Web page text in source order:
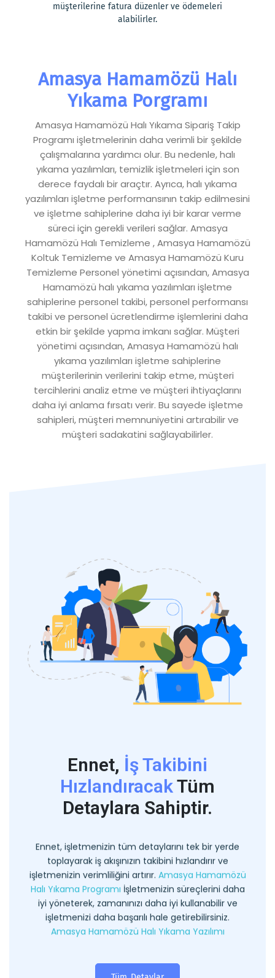
müşterilerine fatura düzenler ve ödemeleri
alabilirler.
Amasya Hamamözü Halı
Yıkama Porgramı
Amasya Hamamözü Halı Yıkama Sipariş Takip
Programı işletmelerinin daha verimli bir şekilde
çalışmalarına yardımcı olur. Bu nedenle, halı
yıkama yazılımları, temizlik işletmeleri için son
derece faydalı bir araçtır. Ayrıca, halı yıkama
yazılımları işletme performansının takip edilmesini
ve işletme sahiplerine daha iyi bir karar verme
süreci için gerekli verileri sağlar. Amasya
Hamamözü Halı Temizleme , Amasya Hamamözü
Koltuk Temizleme ve Amasya Hamamözü Kuru
Temizleme Personel yönetimi açısından, Amasya
Hamamözü halı yıkama yazılımları işletme
sahiplerine personel takibi, personel performansı
takibi ve personel ücretlendirme işlemlerini daha
etkin bir şekilde yapma imkanı sağlar. Müşteri
yönetimi açısından, Amasya Hamamözü halı
yıkama yazılımları işletme sahiplerine
müşterilerinin verilerini takip etme, müşteri
tercihlerini analiz etme ve müşteri ihtiyaçlarını
daha iyi anlama fırsatı verir. Bu sayede işletme
sahipleri, müşteri memnuniyetini artırabilir ve
müşteri sadakatini sağlayabilirler.
Ennet, İş Takibini
HızlandıracakTüm
Detaylara Sahiptir.
Ennet, işletmenizin tüm detaylarını tek bir yerde
toplayarak iş akışınızın takibini hızlandırır ve
işletmenizin verimliliğini artırır. Amasya Hamamözü
Halı Yıkama Programı İşletmenizin süreçlerini daha
iyi yöneterek, zamanınızı daha iyi kullanabilir ve
işletmenizi daha başarılı hale getirebilirsiniz.
Amasya Hamamözü Halı Yıkama Yazılımı